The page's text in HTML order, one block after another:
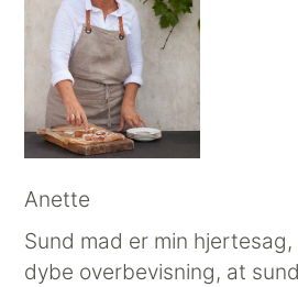
Anette
Sund mad er min
dybe overbevisning, at